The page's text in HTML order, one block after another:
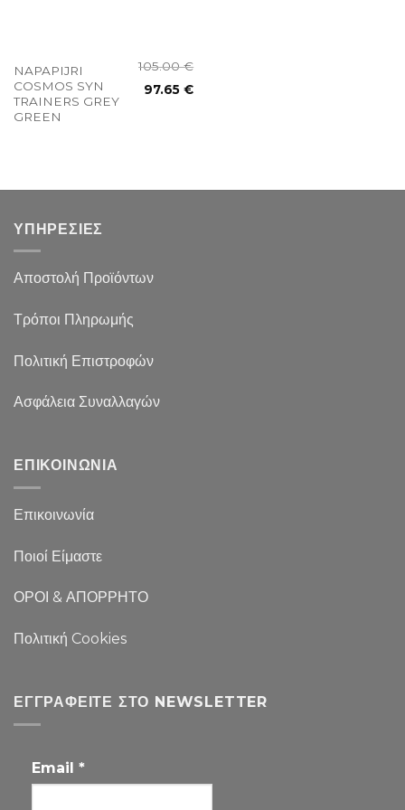
NAPAPIJRI
COSMOS SYN
TRAINERS GREY
GREEN
105.00€
97.65€
ΥΠΗΡΕΣΙΕΣ
Αποστολή Προϊόντων
Τρόποι Πληρωμής
Πολιτική Επιστροφών
Ασφάλεια Συναλλαγών
ΕΠΙΚΟΙΝΩΝΙΑ
Επικοινωνία
Ποιοί Είμαστε
ΟΡΟΙ & ΑΠΟΡΡΗΤΟ
Πολιτική Cookies
ΕΓΓΡΑΦΕΊΤΕ ΣΤΟ NEWSLETTER
Email *